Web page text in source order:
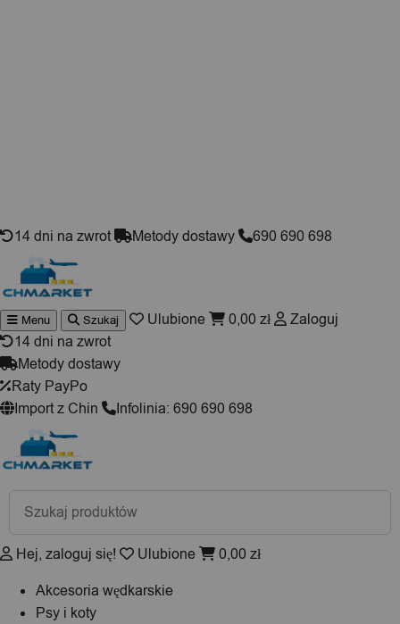
14 dni na zwrot Metody dostawy 690 690 698
Wyszukiwarka
produktów
Menu Szukaj Ulubione 0,00 zł
Zaloguj
14 dni na zwrot
Metody dostawy
Raty PayPo
Import z Chin
Infolinia: 690 690 698
Wyszukiwarka
produktów
Hej, zaloguj się! Ulubione 0,00 zł
Akcesoria wędkarskie
Psy i koty